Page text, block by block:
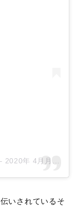
2020年 4月月24日午後3時59分PDT
いされているそ